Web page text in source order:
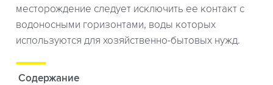
месторождение следует исключить ее контакт с
водоносными горизонтами, воды которых
используются для хозяйственно-бытовых нужд.
Содержание